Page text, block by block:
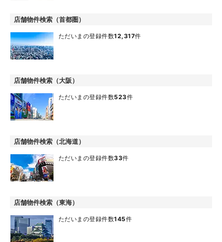
店舗物件検索（首都圏）
ただいまの登録件数12,317件
店舗物件検索（大阪）
ただいまの登録件数523件
店舗物件検索（北海道）
ただいまの登録件数33件
店舗物件検索（東海）
ただいまの登録件数145件